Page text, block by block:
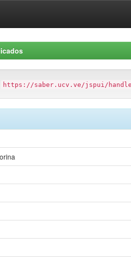
https://saber.ucv.ve/jspui/